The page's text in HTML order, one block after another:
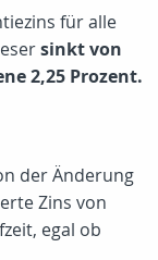
für alle
sinkt von
2,25 Prozent.
der Änderung
Zins von
egal ob